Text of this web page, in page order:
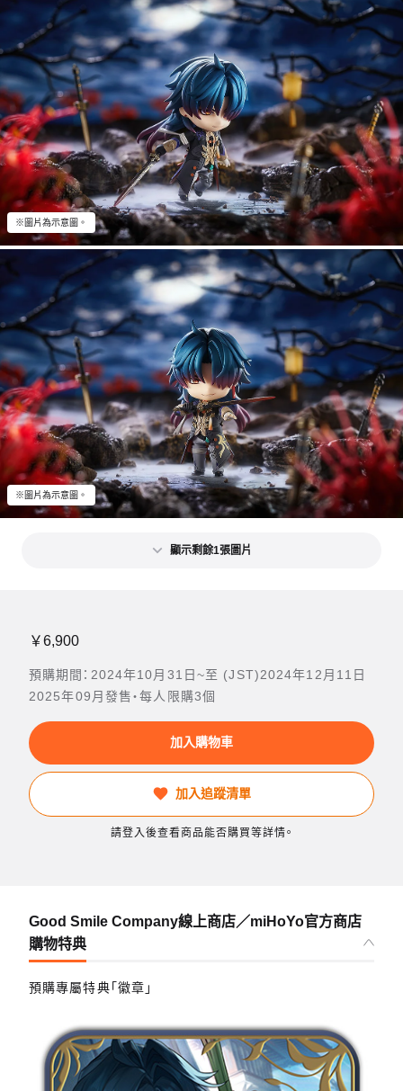
※圖片為示意圖。
※圖片為示意圖。
顯示剩餘1張圖片
￥6,900
預購期間：2024年10月31日~至 (JST)2024年12月11日
2025年09月發售・每人限購3個
加入購物車
加入追蹤清單
請登入後查看商品能否購買等詳情。
Good Smile Company線上商店／miHoYo官方商店
購物特典
預購專屬特典「徽章」